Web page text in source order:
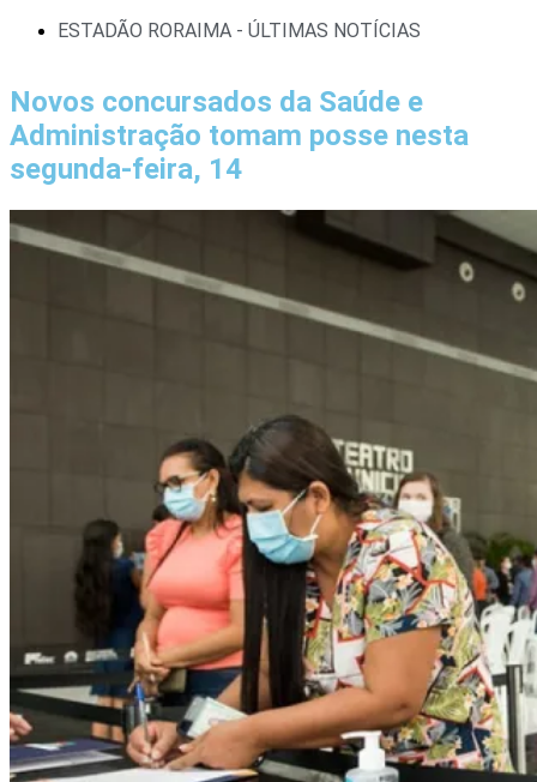
ESTADÃO RORAIMA - ÚLTIMAS NOTÍCIAS
Novos concursados da Saúde e
Administração tomam posse nesta
segunda-feira, 14